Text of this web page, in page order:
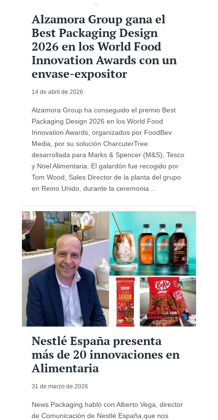
Alzamora Group gana el
Best Packaging Design
2026 en los World Food
Innovation Awards con un
envase-expositor
14 de abril de 2026
Alzamora Group ha conseguido el premio Best
Packaging Design 2026 en los World Food
Innovation Awards, organizados por FoodBev
Media, por su solución CharcuterTree
desarrollada para Marks & Spencer (M&S), Tesco
y Noel Alimentaria. El galardón fue recogido por
Tom Wood, Sales Director de la planta del grupo
en Reino Unido, durante la ceremonia ...
Nestlé España presenta
más de 20 innovaciones en
Alimentaria
31 de marzo de 2026
News Packaging habló con Alberto Vega, director
de Comunicación de Nestlé España,que nos